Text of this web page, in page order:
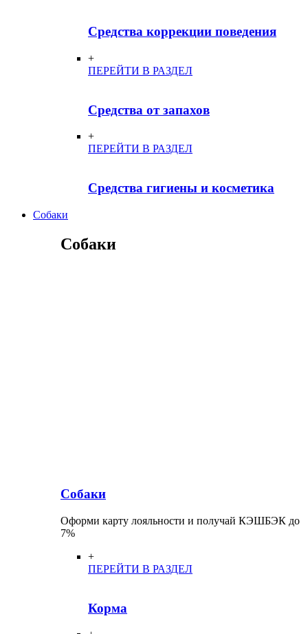
Средства коррекции поведения
+
ПЕРЕЙТИ В РАЗДЕЛ
Средства от запахов
+
ПЕРЕЙТИ В РАЗДЕЛ
Средства гигиены и косметика
Собаки
Собаки
Собаки
Оформи карту лояльности и получай КЭШБЭК до
7%
+
ПЕРЕЙТИ В РАЗДЕЛ
Корма